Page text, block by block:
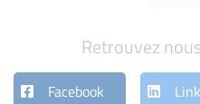
Retrouvez
Facebook